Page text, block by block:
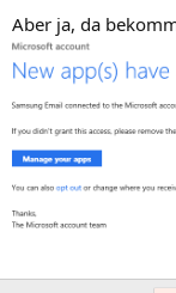
Aber ja, da